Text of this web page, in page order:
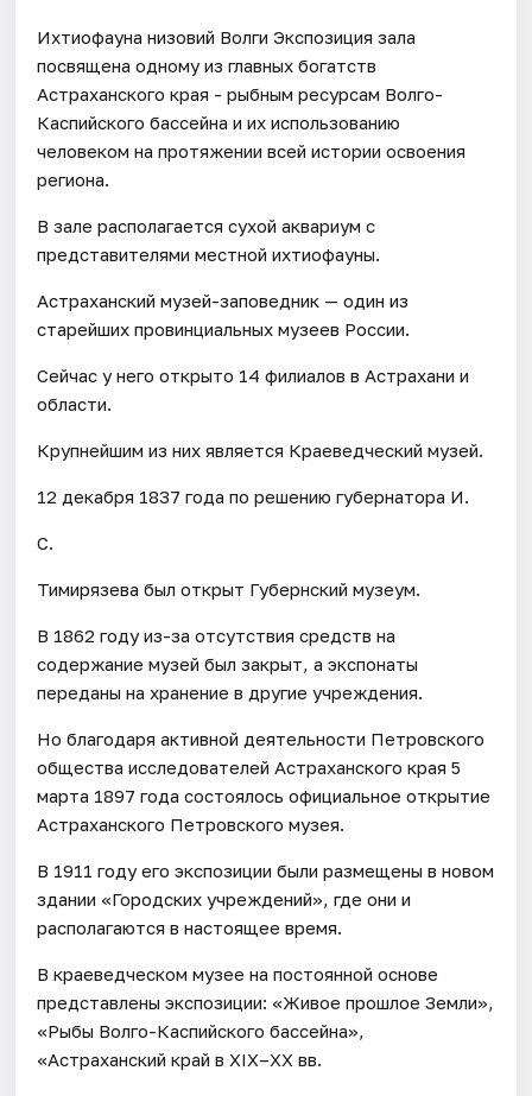
Ихтиофауна низовий Волги Экспозиция зала
посвящена одному из главных богатств
Астраханского края - рыбным ресурсам Волго-
Каспийского бассейна и их использованию
человеком на протяжении всей истории освоения
региона.
В зале располагается сухой аквариум с
представителями местной ихтиофауны.
Астраханский музей-заповедник — один из
старейших провинциальных музеев России.
Сейчас у него открыто 14 филиалов в Астрахани и
области.
Крупнейшим из них является Краеведческий музей.
12 декабря 1837 года по решению губернатора И.
С.
Тимирязева был открыт Губернский музеум.
В 1862 году из-за отсутствия средств на
содержание музей был закрыт, а экспонаты
переданы на хранение в другие учреждения.
Но благодаря активной деятельности Петровского
общества исследователей Астраханского края 5
марта 1897 года состоялось официальное открытие
Астраханского Петровского музея.
В 1911 году его экспозиции были размещены в новом
здании «Городских учреждений», где они и
располагаются в настоящее время.
В краеведческом музее на постоянной основе
представлены экспозиции: «Живое прошлое Земли»,
«Рыбы Волго-Каспийского бассейна»,
«Астраханский край в XIX–XX вв.